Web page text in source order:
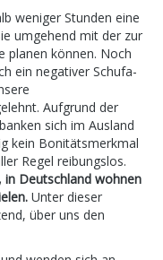
weniger Stunden eine
umgehend mit der zur
planen können. Noch
ein negativer Schufa-
Aufgrund der
sich im Ausland
kein Bonitätsmerkmal
Regel reibungslos.
in Deutschland wohnen
Unter dieser
über uns den